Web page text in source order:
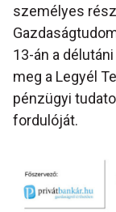
személyes
13-án a
meg a Legyél
pénzügyi
fordulóját.